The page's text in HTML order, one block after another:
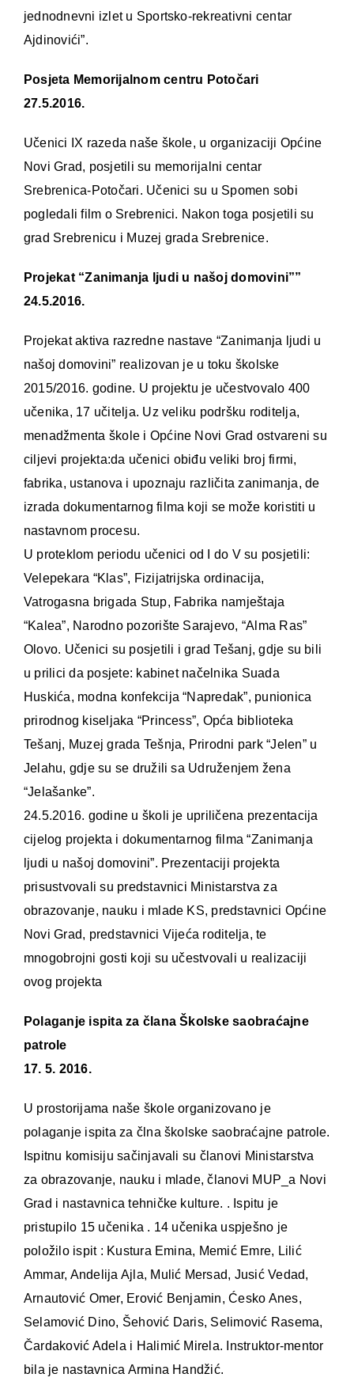
jednodnevni izlet u Sportsko-rekreativni centar
Ajdinovići”.
Posjeta Memorijalnom centru Potočari
27.5.2016.
Učenici IX razeda naše škole, u organizaciji Općine
Novi Grad, posjetili su memorijalni centar
Srebrenica-Potočari. Učenici su u Spomen sobi
pogledali film o Srebrenici. Nakon toga posjetili su
grad Srebrenicu i Muzej grada Srebrenice.
Projekat “Zanimanja ljudi u našoj domovini””
24.5.2016.
Projekat aktiva razredne nastave “Zanimanja ljudi u
našoj domovini” realizovan je u toku školske
2015/2016. godine. U projektu je učestvovalo 400
učenika, 17 učitelja. Uz veliku podršku roditelja,
menadžmenta škole i Općine Novi Grad ostvareni su
ciljevi projekta:da učenici obiđu veliki broj firmi,
fabrika, ustanova i upoznaju različita zanimanja, de
izrada dokumentarnog filma koji se može koristiti u
nastavnom procesu.
U proteklom periodu učenici od I do V su posjetili:
Velepekara “Klas”, Fizijatrijska ordinacija,
Vatrogasna brigada Stup, Fabrika namještaja
“Kalea”, Narodno pozorište Sarajevo, “Alma Ras”
Olovo. Učenici su posjetili i grad Tešanj, gdje su bili
u prilici da posjete: kabinet načelnika Suada
Huskića, modna konfekcija “Napredak”, punionica
prirodnog kiseljaka “Princess”, Opća biblioteka
Tešanj, Muzej grada Tešnja, Prirodni park “Jelen” u
Jelahu, gdje su se družili sa Udruženjem žena
“Jelašanke”.
24.5.2016. godine u školi je upriličena prezentacija
cijelog projekta i dokumentarnog filma “Zanimanja
ljudi u našoj domovini”. Prezentaciji projekta
prisustvovali su predstavnici Ministarstva za
obrazovanje, nauku i mlade KS, predstavnici Općine
Novi Grad, predstavnici Vijeća roditelja, te
mnogobrojni gosti koji su učestvovali u realizaciji
ovog projekta
Polaganje ispita za člana Školske saobraćajne
patrole
17. 5. 2016.
U prostorijama naše škole organizovano je
polaganje ispita za člna školske saobraćajne patrole.
Ispitnu komisiju sačinjavali su članovi Ministarstva
za obrazovanje, nauku i mlade, članovi MUP_a Novi
Grad i nastavnica tehničke kulture. . Ispitu je
pristupilo 15 učenika . 14 učenika uspješno je
položilo ispit : Kustura Emina, Memić Emre, Lilić
Ammar, Andelija Ajla, Mulić Mersad, Jusić Vedad,
Arnautović Omer, Erović Benjamin, Ćesko Anes,
Selamović Dino, Šehović Daris, Selimović Rasema,
Čardaković Adela i Halimić Mirela. Instruktor-mentor
bila je nastavnica Armina Handžić.